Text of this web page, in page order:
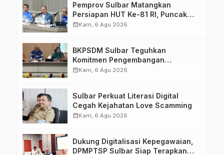
Pemprov Sulbar Matangkan
Persiapan HUT Ke-81 RI, Puncak
Upacara di Lapangan Ahmad
calendar_monthKam, 6 Agu 2026
BKPSDM Sulbar Teguhkan
Komitmen Pengembangan
Kompetensi ASN melalui
calendar_monthKam, 6 Agu 2026
Sulbar Perkuat Literasi Digital
Cegah Kejahatan Love Scamming
calendar_monthKam, 6 Agu 2026
Dukung Digitalisasi Kepegawaian,
DPMPTSP Sulbar Siap Terapkan